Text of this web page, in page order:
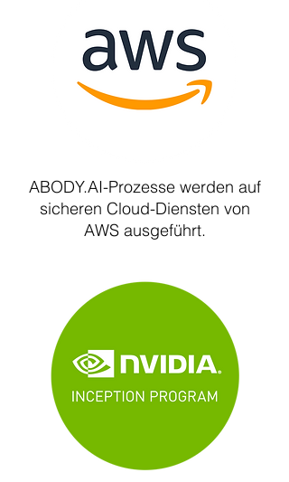
ABODY.AI-Prozesse werden auf
sicheren Cloud-Diensten von
AWS ausgeführt.